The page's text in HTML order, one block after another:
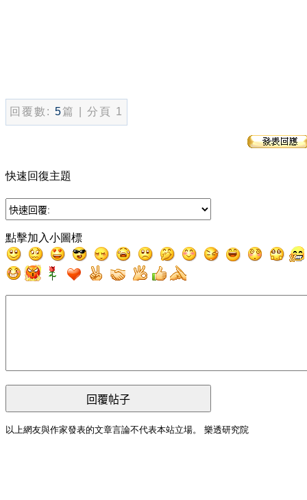
回覆數: 5篇 | 分頁 1
快速回復主題
點擊加入小圖標
回覆帖子
以上網友與作家發表的文章言論不代表本站立場。 樂透研究院